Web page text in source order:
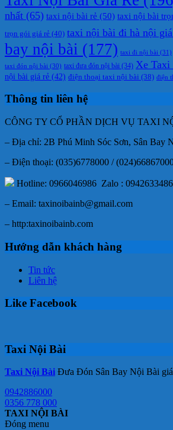
nhất (65) taxi nội bài rẻ (50) taxi nội bài
trọn gói giá rẻ (40) taxi nội bài đi hà nội
bay nội bài (177) taxi đi nội bài (31)
taxi đón nội bài (30) taxi đưa đón nội bài (34) Xe
nội bài giá rẻ (42) điện thoại taxi nội bài (38) điện
Thông tin liên hệ
CÔNG TY CỔ PHẦN DỊCH VỤ TAXI
– Địa chỉ: 2B Phú Minh Sóc Sơn, Sân Bay
– Điện thoại: (035)6778000 /
Hotline: 0966046986 Zalo : 0942633486
– Email: taxinoibainb@gmail.com
– http:taxinoibainb.com
Hướng dẫn khách hàng
Tin tức
Liên hệ
Like Facebook
Taxi Nội Bài
Taxi Nội Bài Đưa Đón Sân Bay Nội Bài giá
0942886000
0356 778 000
TAXI NỘI BÀI
Đóng menu